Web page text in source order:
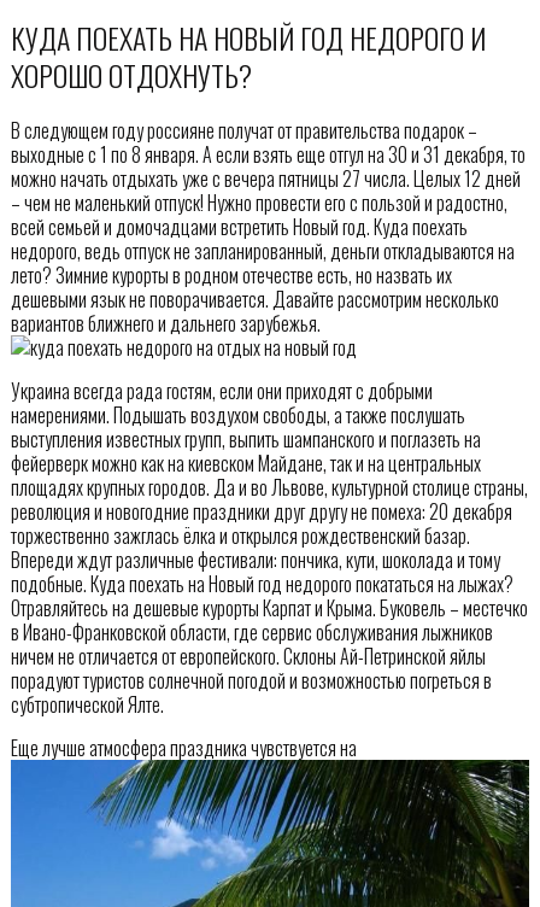
КУДА ПОЕХАТЬ НА НОВЫЙ ГОД НЕДОРОГО И
ХОРОШО ОТДОХНУТЬ?
В следующем году россияне получат от правительства подарок –
выходные с 1 по 8 января. А если взять еще отгул на 30 и 31 декабря, то
можно начать отдыхать уже с вечера пятницы 27 числа. Целых 12 дней
– чем не маленький отпуск! Нужно провести его с пользой и радостно,
всей семьей и домочадцами встретить Новый год. Куда поехать
недорого, ведь отпуск не запланированный, деньги откладываются на
лето? Зимние курорты в родном отечестве есть, но назвать их
дешевыми язык не поворачивается. Давайте рассмотрим несколько
вариантов ближнего и дальнего зарубежья.
Украина всегда рада гостям, если они приходят с добрыми
намерениями. Подышать воздухом свободы, а также послушать
выступления известных групп, выпить шампанского и поглазеть на
фейерверк можно как на киевском Майдане, так и на центральных
площадях крупных городов. Да и во Львове, культурной столице страны,
революция и новогодние праздники друг другу не помеха: 20 декабря
торжественно зажглась ёлка и открылся рождественский базар.
Впереди ждут различные фестивали: пончика, кути, шоколада и тому
подобные. Куда поехать на Новый год недорого покататься на лыжах?
Отравляйтесь на дешевые курорты Карпат и Крыма. Буковель – местечко
в Ивано-Франковской области, где сервис обслуживания лыжников
ничем не отличается от европейского. Склоны Ай-Петринской яйлы
порадуют туристов солнечной погодой и возможностью погреться в
субтропической Ялте.
Еще лучше атмосфера праздника чувствуется на